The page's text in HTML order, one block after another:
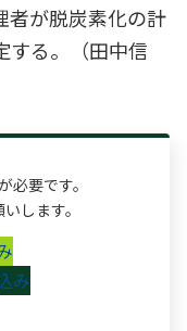
者が脱炭素化の計
する。（田中信
要です。
します。
み